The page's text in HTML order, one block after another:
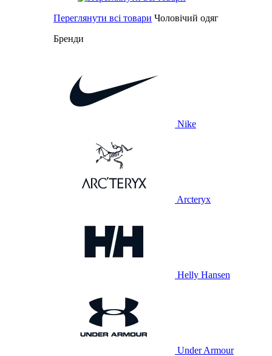
Переглянути всі товари Чоловічий одяг
Бренди
Nike
Arcteryx
Helly Hansen
Under Armour